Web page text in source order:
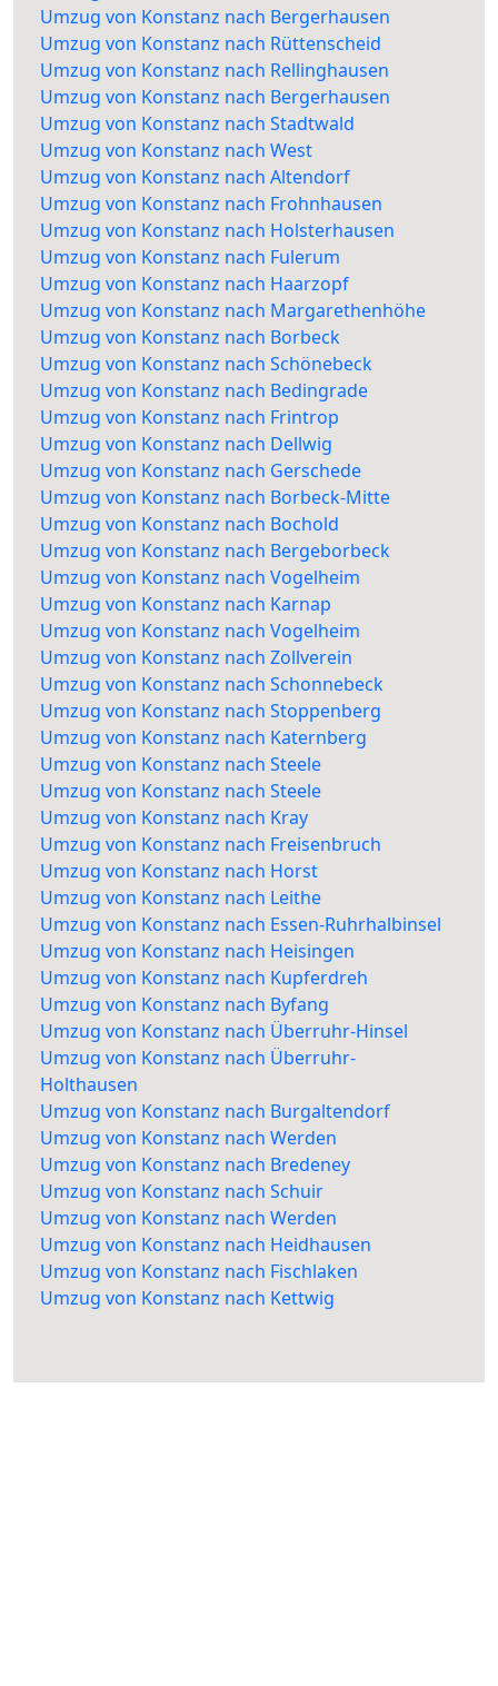
Umzug von Konstanz nach Bergerhausen
Umzug von Konstanz nach Rüttenscheid
Umzug von Konstanz nach Rellinghausen
Umzug von Konstanz nach Bergerhausen
Umzug von Konstanz nach Stadtwald
Umzug von Konstanz nach West
Umzug von Konstanz nach Altendorf
Umzug von Konstanz nach Frohnhausen
Umzug von Konstanz nach Holsterhausen
Umzug von Konstanz nach Fulerum
Umzug von Konstanz nach Haarzopf
Umzug von Konstanz nach Margarethenhöhe
Umzug von Konstanz nach Borbeck
Umzug von Konstanz nach Schönebeck
Umzug von Konstanz nach Bedingrade
Umzug von Konstanz nach Frintrop
Umzug von Konstanz nach Dellwig
Umzug von Konstanz nach Gerschede
Umzug von Konstanz nach Borbeck-Mitte
Umzug von Konstanz nach Bochold
Umzug von Konstanz nach Bergeborbeck
Umzug von Konstanz nach Vogelheim
Umzug von Konstanz nach Karnap
Umzug von Konstanz nach Vogelheim
Umzug von Konstanz nach Zollverein
Umzug von Konstanz nach Schonnebeck
Umzug von Konstanz nach Stoppenberg
Umzug von Konstanz nach Katernberg
Umzug von Konstanz nach Steele
Umzug von Konstanz nach Steele
Umzug von Konstanz nach Kray
Umzug von Konstanz nach Freisenbruch
Umzug von Konstanz nach Horst
Umzug von Konstanz nach Leithe
Umzug von Konstanz nach Essen-Ruhrhalbinsel
Umzug von Konstanz nach Heisingen
Umzug von Konstanz nach Kupferdreh
Umzug von Konstanz nach Byfang
Umzug von Konstanz nach Überruhr-Hinsel
Umzug von Konstanz nach Überruhr-
Holthausen
Umzug von Konstanz nach Burgaltendorf
Umzug von Konstanz nach Werden
Umzug von Konstanz nach Bredeney
Umzug von Konstanz nach Schuir
Umzug von Konstanz nach Werden
Umzug von Konstanz nach Heidhausen
Umzug von Konstanz nach Fischlaken
Umzug von Konstanz nach Kettwig